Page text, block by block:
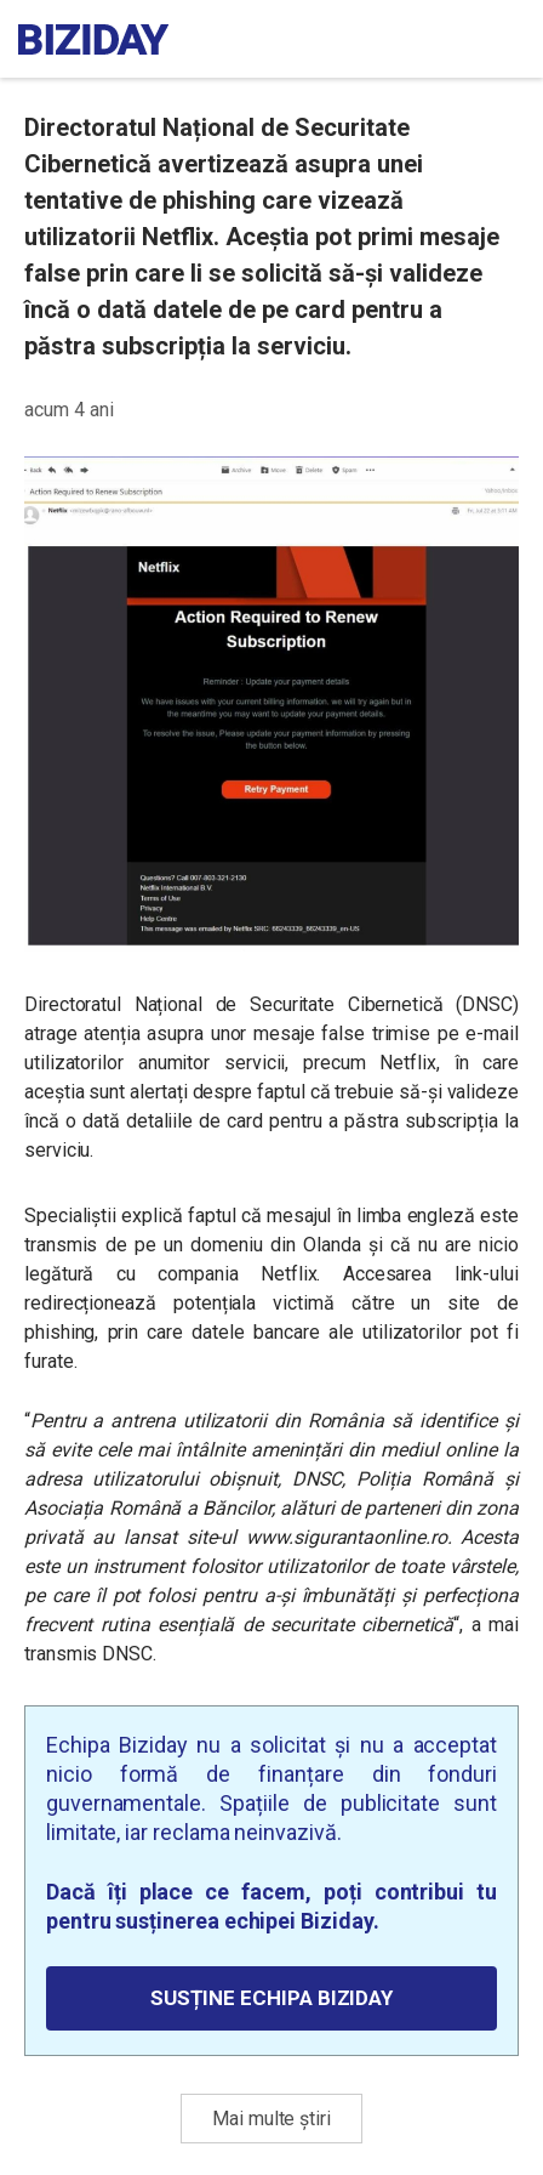
Directoratul Național de Securitate
Cibernetică avertizează asupra unei
tentative de phishing care vizează
utilizatorii Netflix. Aceștia pot primi mesaje
false prin care li se solicită să-și valideze
încă o dată datele de pe card pentru a
păstra subscripția la serviciu.
acum 4 ani
Directoratul Național de Securitate Cibernetică (DNSC)
atrage atenția asupra unor mesaje false trimise pe e-mail
utilizatorilor anumitor servicii, precum Netflix, în care
aceștia sunt alertați desprefaptul că trebuie să-și valideze
încă o dată detaliile de card pentru a păstra subscripția la
serviciu.
Specialiștii explică faptul că mesajul în limba engleză este
transmis de pe un domeniu din Olanda și că nu are nicio
legătură cu compania Netflix. Accesarea link-ului
redirecționează potențiala victimă către un site de
phishing, prin care datele bancare ale utilizatorilor pot fi
furate.
“Pentru a antrena utilizatorii din România să identifice și
să evite cele mai întâlnite amenințări din mediul online la
adresa utilizatorului obișnuit, DNSC, Poliția Română și
Asociația Română a Băncilor, alături de parteneri din zona
privată au lansat site-ul www.sigurantaonline.ro. Acesta
este un instrument folositor utilizatorilor de toate vârstele,
pe care îl pot folosi pentru a-și îmbunătăți și perfecționa
frecvent rutina esențială de securitate cibernetică“, a mai
transmis DNSC.
Echipa Biziday nu a solicitat și nu a acceptat
nicio formă de finanțare din fonduri
guvernamentale. Spațiile de publicitate sunt
limitate, iar reclama neinvazivă.
Dacă îți place ce facem, poți contribui tu
pentru susținerea echipei Biziday.
SUSȚINE ECHIPA BIZIDAY
Mai multe știri